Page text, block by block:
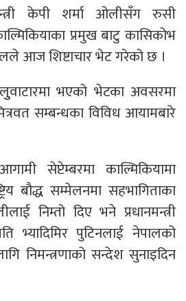
केपी शर्मा ओलीसँग रुसी
प्रमुख बाटु कासिकोभ
आज शिष्टाचार भेट गरेको छ ।
भएको भेटका अवसरमा
सम्बन्धका विविध आयामबारे
सेप्टेम्बरमा काल्मिकियामा
बौद्ध सम्मेलनमा सहभागिताका
निम्तो दिए भने प्रधानमन्त्री
भ्यादिमिर पुटिनलाई नेपालको
निमन्त्रणाको सन्देश सुनाइदिन